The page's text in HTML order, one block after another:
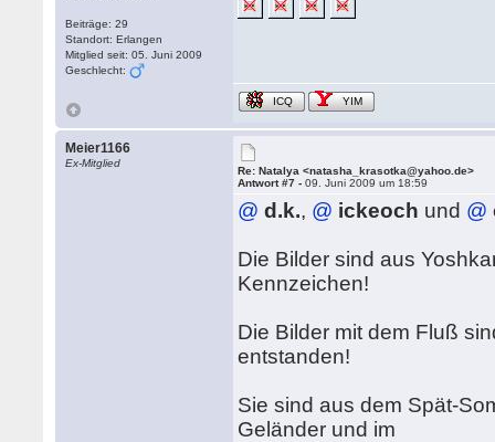
Beiträge: 29
Standort: Erlangen
Mitglied seit: 05. Juni 2009
Geschlecht:
ICQ YIM
Meier1166
Ex-Mitglied
Re: Natalya <natasha_krasotka@yahoo.de>
Antwort #7 -09. Juni 2009 um 18:59
@ d.k., @ ickeoch und @
Die Bilder sind aus
Kennzeichen!
Die Bilder mit dem Fluß
entstanden!
Sie sind aus dem Spät-
Geländer und im